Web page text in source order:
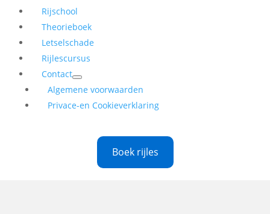
Rijschool
Theorieboek
Letselschade
Rijlescursus
Contact
Algemene voorwaarden
Privace-en Cookieverklaring
Boek rijles